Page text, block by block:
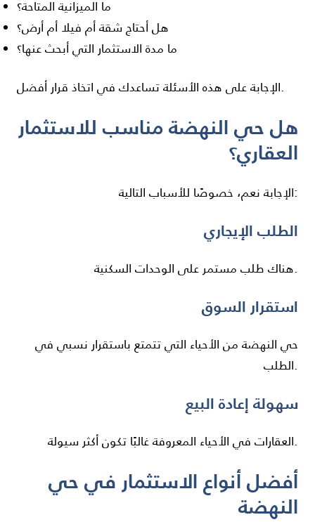
ما الميزانية المتاحة؟
هل أحتاج شقة أم فيلا أم أرض؟
ما مدة الاستثمار التي أبحث عنها؟
الإجابة على هذه الأسئلة تساعدك في اتخاذ قرار أفضل.
هل حي النهضة مناسب للاستثمار
العقاري؟
الإجابة نعم، خصوصًا للأسباب التالية:
الطلب الإيجاري
هناك طلب مستمر على الوحدات السكنية.
استقرار السوق
حي النهضة من الأحياء التي تتمتع باستقرار نسبي في
الطلب.
سهولة إعادة البيع
العقارات في الأحياء المعروفة غالبًا تكون أكثر سيولة.
أفضل أنواع الاستثمار في حي
النهضة